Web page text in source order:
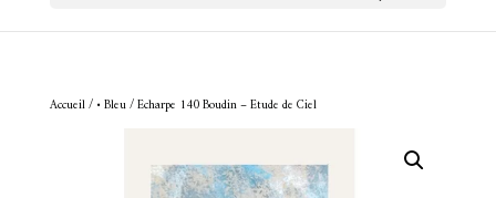
Accueil/ • Bleu/ Echarpe 140 Boudin – Etude de Ciel